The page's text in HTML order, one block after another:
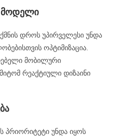
მოდელი
დროს უპირველესი უნდა
ოპტიმიზაცია.
მობილური
რეაქტიული დიზაინი
პრიორიტეტი უნდა იყოს